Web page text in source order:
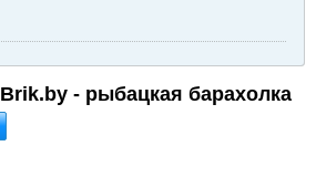
Brik.by - рыбацкая барахолка